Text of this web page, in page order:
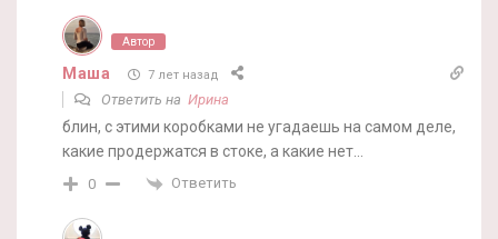
Автор
Маша 7 лет назад
Ответить на Ирина
блин, с этими коробками не угадаешь на самом деле,
какие продержатся в стоке, а какие нет…
0 Ответить